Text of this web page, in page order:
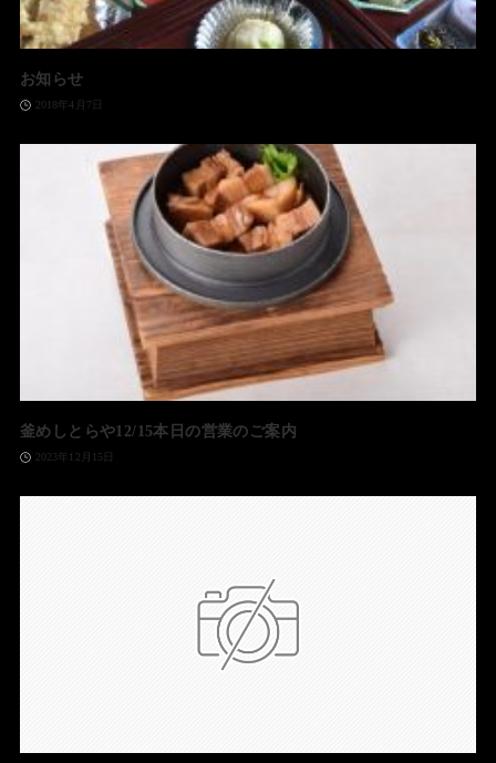
お知らせ
2018年4月7日
釜めしとらや12/15本日の営業のご案内
2023年12月15日